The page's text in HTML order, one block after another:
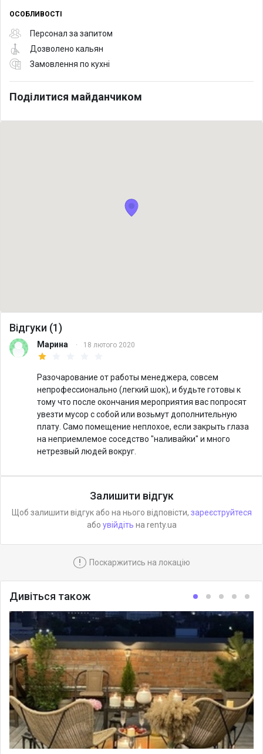
ОСОБЛИВОСТІ
Персонал за запитом
Дозволено кальян
Замовлення по кухні
Поділитися майданчиком
Відгуки (1)
Марина · 18 лютого 2020
Разочарование от работы менеджера, совсем
непрофессионально (легкий шок), и будьте готовы к
тому что после окончания мероприятия вас попросят
увезти мусор с собой или возьмут дополнительную
плату. Само помещение неплохое, если закрыть глаза
на неприемлемое соседство "наливайки" и много
нетрезвый людей вокруг.
Залишити відгук
Щоб залишити відгук або на нього відповісти, зареєструйтеся
або увійдіть на renty.ua
! Поскаржитись на локацію
Дивіться також